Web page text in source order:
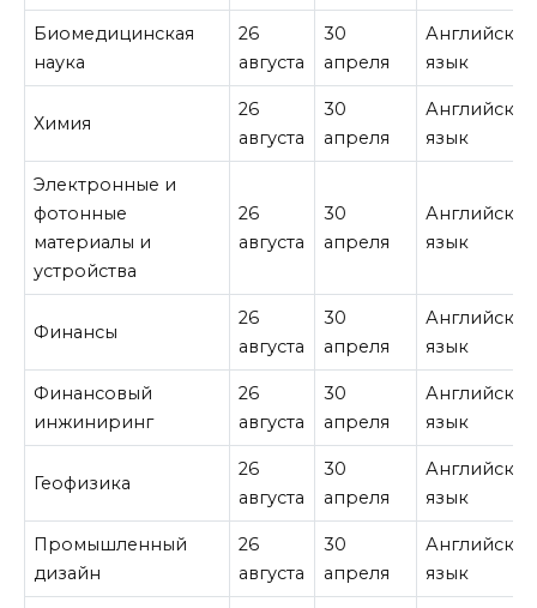
Биомедицинская
наука
26
августа
30
апреля
язык
Химия
26
августа
30
апреля
язык
Электронные и
фотонные
материалы и
устройства
26
августа
30
апреля
язык
Финансы
26
августа
30
апреля
язык
Финансовый
инжиниринг
26
августа
30
апреля
язык
Геофизика
26
августа
30
апреля
язык
Промышленный
дизайн
26
августа
30
апреля
язык